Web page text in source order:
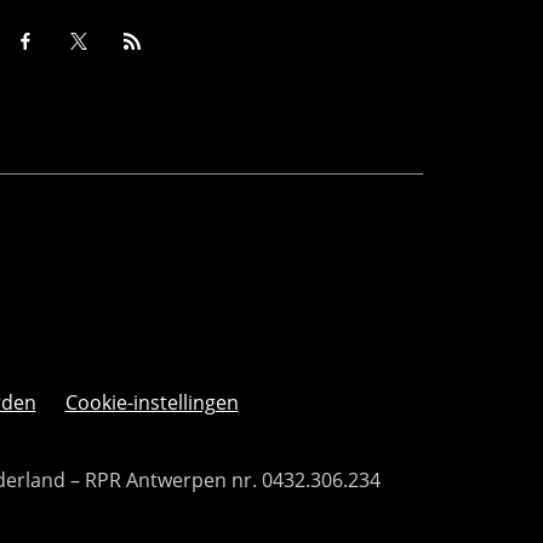
Cookie-instellingen
– RPR Antwerpen nr. 0432.306.234